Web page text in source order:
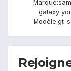
Marque:
galaxy
Modèle:gt-